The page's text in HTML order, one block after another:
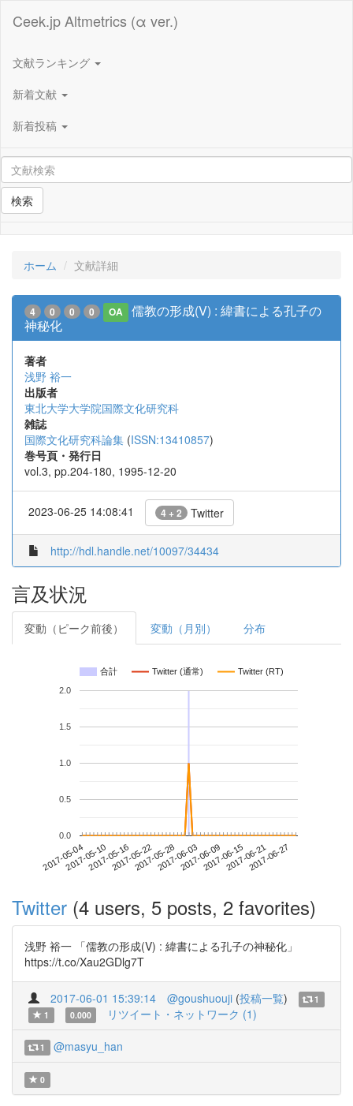
Ceek.jp Altmetrics (α ver.)
文献ランキング
新着文献
新着投稿
検索
ホーム 文献詳細
4 0 0 0 OA
儒教の形成(V) : 緯書による孔子の
神秘化
著者
浅野 裕一
出版者
東北大学大学院国際文化研究科
雑誌
国際文化研究科論集 (ISSN:13410857)
巻号頁・発行日
vol.3, pp.204-180, 1995-12-20
2023-06-25 14:08:41 4 + 2 Twitter
http://hdl.handle.net/10097/34434
言及状況
変動（ピーク前後） 変動（月別） 分布
合計 Twitter (通常) Twitter (RT)
2017-05-042017-05-102017-05-162017-05-222017-05-282017-06-032017-06-092017-06-152017-06-212017-06-27
0.0
0.5
1.0
1.5
2.0
Twitter (4 users, 5 posts, 2 favorites)
浅野 裕一 「儒教の形成(V) : 緯書による孔子の神秘化」
https://t.co/Xau2GDlg7T
2017-06-01 15:39:14 @goushuouji (投稿一覧)
1
1
0.000 リツイート・ネットワーク (1)
1 @masyu_han
0